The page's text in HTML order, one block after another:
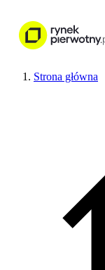
Strona główna